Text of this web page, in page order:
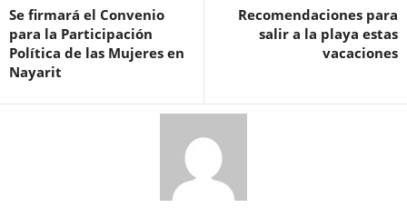
Se firmará el Convenio
para la Participación
Política de las Mujeres en
Nayarit
Recomendaciones para
salir a la playa estas
vacaciones